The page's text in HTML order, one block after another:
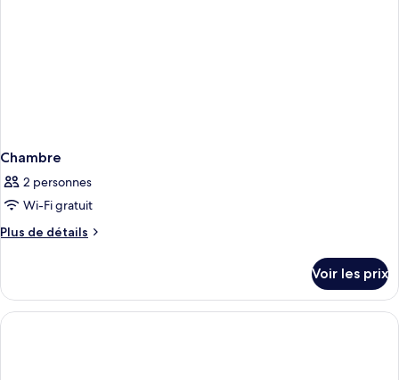
Chambre
2 personnes
Wi-Fi gratuit
Plus de détails
Plus
le
type
de
Voir les prix